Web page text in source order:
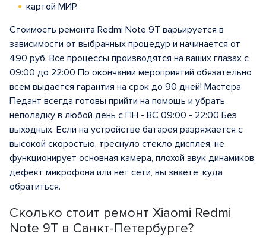
Сколько стоит ремонт Xiaomi Redmi
Note 9T в Санкт-Петербурге?
картой МИР.
Стоимость ремонта Redmi Note 9T варьируется в
зависимости от выбранных процедур и начинается от
490 руб. Все процессы производятся на ваших глазах с
09:00 до 22:00 По окончании мероприятий обязательно
всем выдается гарантия на срок до 90 дней! Мастера
Педант всегда готовы прийти на помощь и убрать
неполадку в любой день с ПН - ВС 09:00 - 22:00 Без
выходных. Если на устройстве батарея разряжается с
высокой скоростью, треснуло стекло дисплея, не
функционирует основная камера, плохой звук динамиков,
дефект микрофона или нет сети, вы знаете, куда
обратиться.